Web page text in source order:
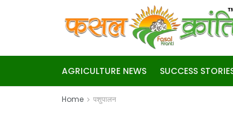
AGRICULTURE NEWS SUCCESS
Home पशुपालन